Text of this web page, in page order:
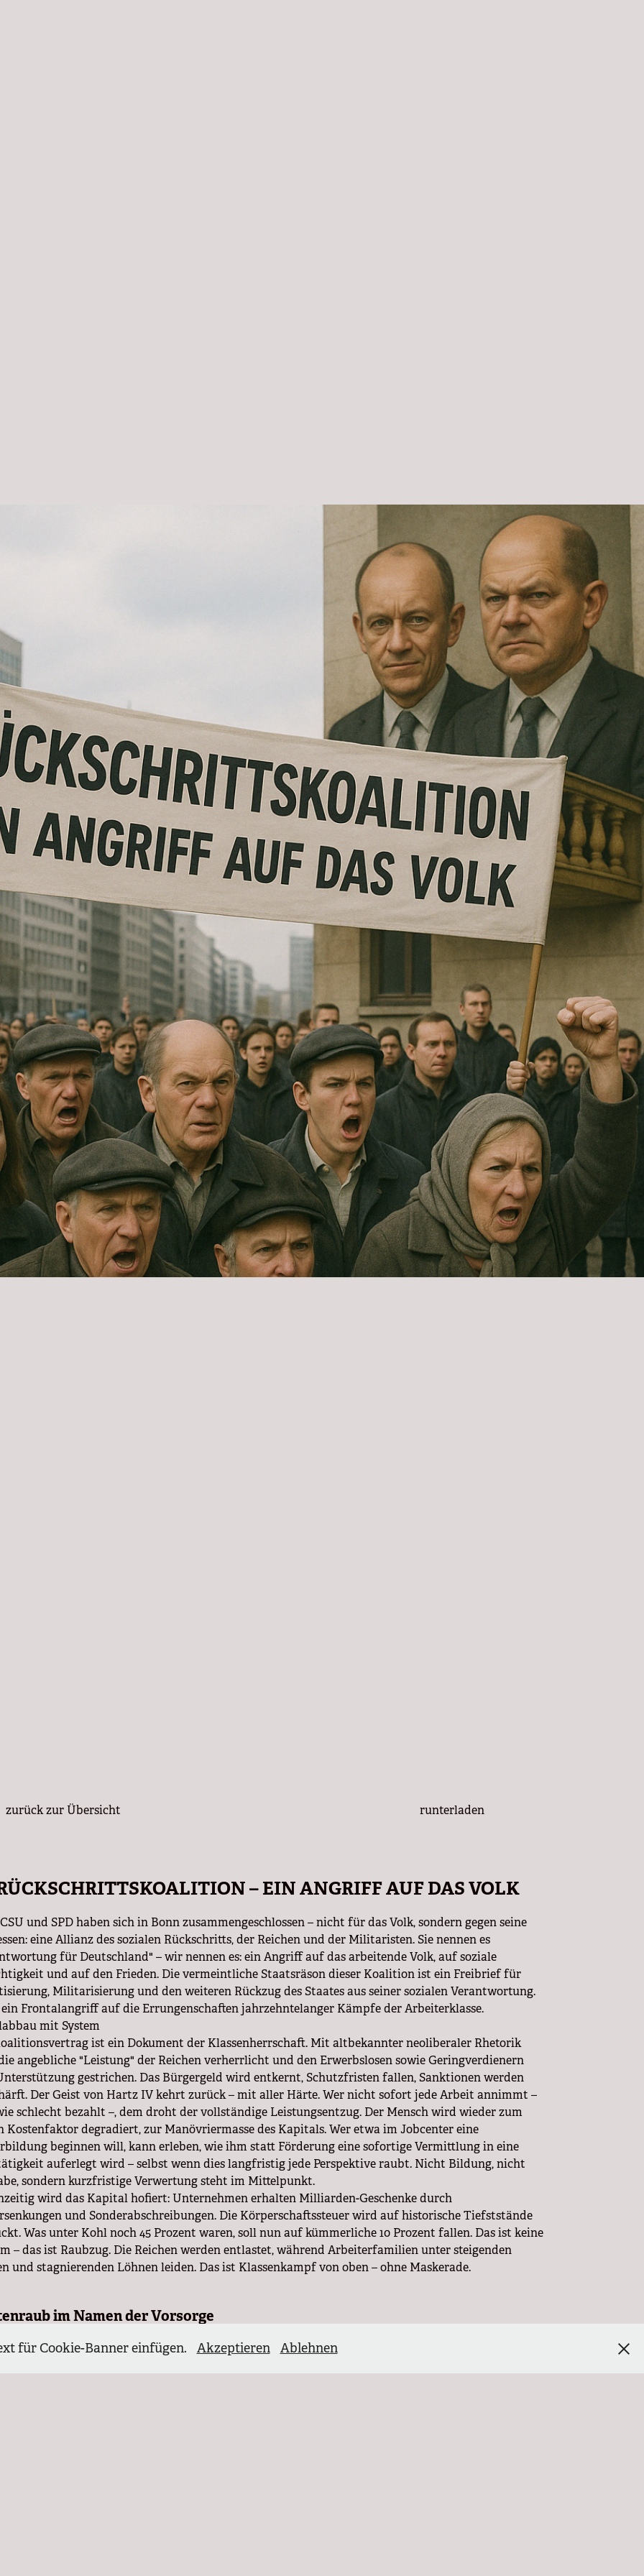
zurück zur Übersicht runterladen
– EIN ANGRIFF AUF DAS VOLK
und SPD haben sich in Bonn zusammengeschlossen – nicht für das Volk, sondern gegen seine
eine Allianz des sozialen Rückschritts, der Reichen und der Militaristen. Sie nennen es
für Deutschland" – wir nennen es: ein Angriff auf das arbeitende Volk, auf soziale
und auf den Frieden. Die vermeintliche Staatsräson dieser Koalition ist ein Freibrief für
Militarisierung und den weiteren Rückzug des Staates aus seiner sozialen Verantwortung.
ein Frontalangriff auf die Errungenschaften jahrzehntelanger Kämpfe der Arbeiterklasse.
mit System
ist ein Dokument der Klassenherrschaft. Mit altbekannter neoliberaler Rhetorik
angebliche "Leistung" der Reichen verherrlicht und den Erwerbslosen sowie Geringverdienern
gestrichen. Das Bürgergeld wird entkernt, Schutzfristen fallen, Sanktionen werden
Der Geist von Hartz IV kehrt zurück – mit aller Härte. Wer nicht sofort jede Arbeit annimmt –
schlecht bezahlt –, dem droht der vollständige Leistungsentzug. Der Mensch wird wieder zum
Kostenfaktor degradiert, zur Manövriermasse des Kapitals. Wer etwa im Jobcenter eine
beginnen will, kann erleben, wie ihm statt Förderung eine sofortige Vermittlung in eine
auferlegt wird – selbst wenn dies langfristig jede Perspektive raubt. Nicht Bildung, nicht
sondern kurzfristige Verwertung steht im Mittelpunkt.
wird das Kapital hofiert: Unternehmen erhalten Milliarden-Geschenke durch
und Sonderabschreibungen. Die Körperschaftssteuer wird auf historische Tiefststände
Was unter Kohl noch 45 Prozent waren, soll nun auf kümmerliche 10 Prozent fallen. Das ist keine
– das ist Raubzug. Die Reichen werden entlastet, während Arbeiterfamilien unter steigenden
und stagnierenden Löhnen leiden. Das ist Klassenkampf von oben – ohne Maskerade.
im Namen der Vorsorge
"Frühstartrente" ist ein weiterer Angriff auf die solidarische Altersversorgung. Statt die
Rente auszubauen, sollen Kinder in spekulative Finanzprodukte gezwungen werden – staatlich
für Cookie-Banner einfügen. Akzeptieren Ablehnen